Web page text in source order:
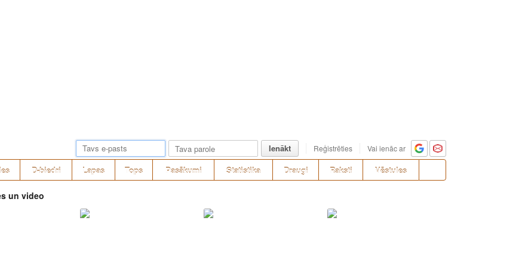
Ienākt Reģistrēties Vai ienāc ar
D-biedri Lapas Tops Pasākumi Statistika Draugi Raksti Vēstules
un video